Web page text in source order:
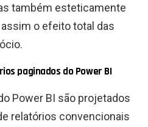
também esteticamente
o efeito total das
paginados do Power BI
Power BI são projetados
relatórios convencionais